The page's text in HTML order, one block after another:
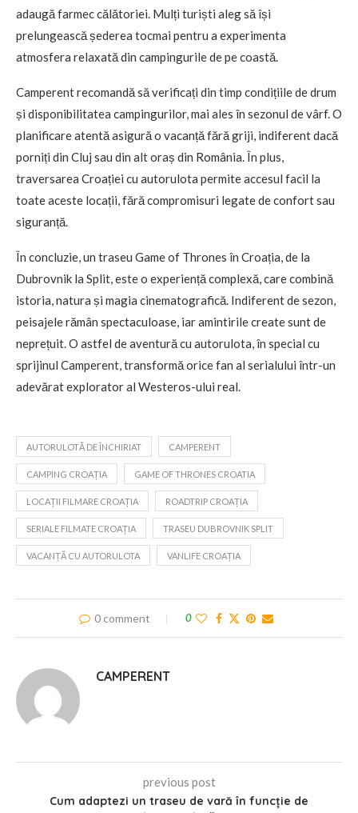
adaugă farmec călătoriei. Mulți turiști aleg să își
prelungească șederea tocmai pentru a experimenta
atmosfera relaxată din campingurile de pe coastă.
Camperent recomandă să verificați din timp condițiile de drum
și disponibilitatea campingurilor, mai ales în sezonul de vârf. O
planificare atentă asigură o vacanță fără griji, indiferent dacă
porniți din Cluj sau din alt oraș din România. În plus,
traversarea Croației cu autorulota permite accesul facil la
toate aceste locații, fără compromisuri legate de confort sau
siguranță.
În concluzie, un traseu Game of Thrones în Croația, de la
Dubrovnik la Split, este o experiență complexă, care combină
istoria, natura și magia cinematografică. Indiferent de sezon,
peisajele rămân spectaculoase, iar amintirile create sunt de
neprețuit. O astfel de aventură cu autorulota, în special cu
sprijinul Camperent, transformă orice fan al serialului într-un
adevărat explorator al Westeros-ului real.
AUTORULOTĂ DE ÎNCHIRIAT CAMPERENT
CAMPING CROAȚIA GAME OF THRONES CROATIA
LOCAȚII FILMARE CROAȚIA ROADTRIP CROAȚIA
SERIALE FILMATE CROAȚIA TRASEU DUBROVNIK SPLIT
VACANȚĂ CU AUTORULOTA VANLIFE CROAȚIA
0 comment 0
CAMPERENT
previous post
Cum adaptezi un traseu de vară în funcție de